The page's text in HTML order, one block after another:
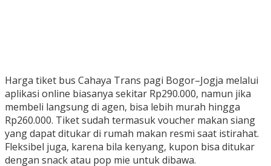
Harga tiket bus Cahaya Trans pagi Bogor–Jogja melalui
aplikasi online biasanya sekitar Rp290.000, namun jika
membeli langsung di agen, bisa lebih murah hingga
Rp260.000. Tiket sudah termasuk voucher makan siang
yang dapat ditukar di rumah makan resmi saat istirahat.
Fleksibel juga, karena bila kenyang, kupon bisa ditukar
dengan snack atau pop mie untuk dibawa.